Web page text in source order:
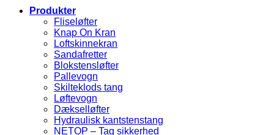
Produkter
Fliseløfter
Knap On Kran
Loftskinnekran
Sandafretter
Blokstensløfter
Pallevogn
Skilteklods tang
Løftevogn
Dækselløfter
Hydraulisk kantstenstang
NETOP – Tag sikkerhed